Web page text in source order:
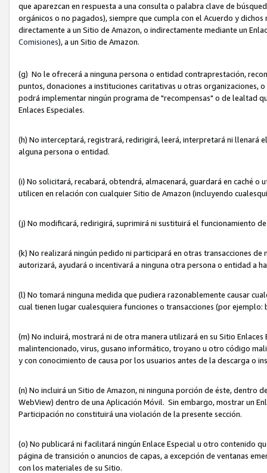
que aparezcan en respuesta a una consulta o palabra clave de
orgánicos o no pagados), siempre que cumpla con el Acuerdo y
directamente a un Sitio de Amazon, o indirectamente mediante un
Comisiones), a un Sitio de Amazon.
(g) No le ofrecerá a ninguna persona o entidad contraprestación,
puntos, donaciones a instituciones caritativas u otras organizaciones,
podrá implementar ningún programa de "recompensas" o de lealtad
Enlaces Especiales.
(h) No interceptará, registrará, redirigirá, leerá, interpretará ni
alguna persona o entidad.
(i) No solicitará, recabará, obtendrá, almacenará, guardará en caché
utilicen en relación con cualquier Sitio de Amazon (incluyendo
(j) No modificará, redirigirá, suprimirá ni sustituirá el funcionamiento
(k) No realizará ningún pedido ni participará en otras transacciones
autorizará, ayudará o incentivará a ninguna otra persona o entidad a
(l) No tomará ninguna medida que pudiera razonablemente causar
cual tienen lugar cualesquiera funciones o transacciones (por
(m) No incluirá, mostrará ni de otra manera utilizará en su Sitio
malintencionado, virus, gusano informático, troyano u otro código
y con conocimiento de causa por los usuarios antes de la descarga
(n) No incluirá un Sitio de Amazon, ni ninguna porción de éste,
WebView) dentro de una Aplicación Móvil. Sin embargo, mostrar un
Participación no constituirá una violación de la presente sección.
(o) No publicará ni facilitará ningún Enlace Especial u otro contenido
página de transición o anuncios de capas, a excepción de ventanas
con los materiales de su Sitio.